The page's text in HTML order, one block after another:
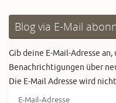
Blog via E-Mail
Gib deine E-Mail-Adresse
Benachrichtigungen über
Die E-Mail Adresse wird